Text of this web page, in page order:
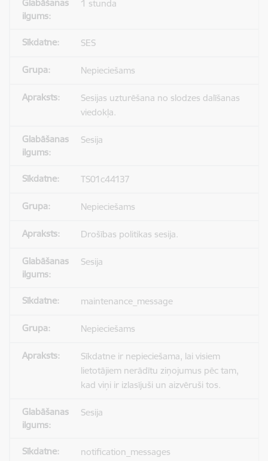
1 stunda
SES
Nepieciešams
Sesijas uzturēšana no slodzes dalīšanas
viedokļa.
Sesija
TS01c44137
Nepieciešams
Drošības politikas sesija.
Sesija
maintenance_message
Nepieciešams
Sīkdatne ir nepieciešama, lai visiem
lietotājiem nerādītu ziņojumus pēc tam,
kad viņi ir izlasījuši un aizvēruši tos.
Sesija
notification_messages